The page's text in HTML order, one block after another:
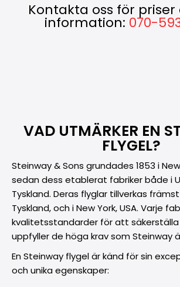
Kontakta oss för
information: 070-
VAD UTMÄRKER EN
FLYGEL?
Steinway & Sons grundades 1853 i
sedan dess etablerat fabriker både i
Tyskland. Deras flyglar tillverkas
Tyskland, och i New York, USA. Varje
kvalitetsstandarder för att
uppfyller de höga krav som Steinway
En Steinway flygel är känd för sin
och unika egenskaper: